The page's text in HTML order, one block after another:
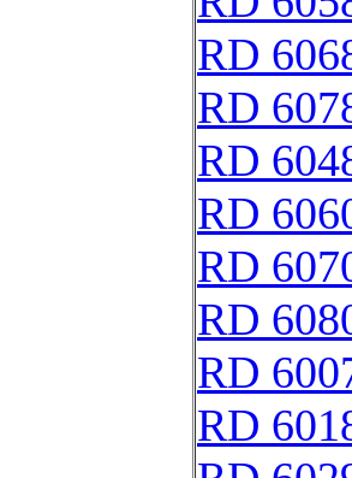
RD
RD
RD
RD
RD
RD
RD
RD